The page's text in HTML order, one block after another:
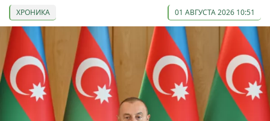
ХРОНИКА 01 АВГУСТА 2026 10:51